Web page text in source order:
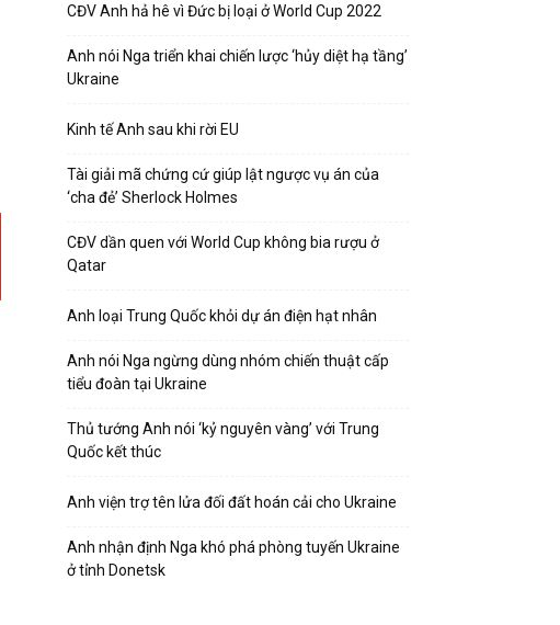
CĐV Anh hả hê vì Đức bị loại ở World Cup 2022
Anh nói Nga triển khai chiến lược ‘hủy diệt hạ tầng’
Ukraine
Kinh tế Anh sau khi rời EU
Tài giải mã chứng cứ giúp lật ngược vụ án của
‘cha đẻ’ Sherlock Holmes
CĐV dần quen với World Cup không bia rượu ở
Qatar
Anh loại Trung Quốc khỏi dự án điện hạt nhân
Anh nói Nga ngừng dùng nhóm chiến thuật cấp
tiểu đoàn tại Ukraine
Thủ tướng Anh nói ‘kỷ nguyên vàng’ với Trung
Quốc kết thúc
Anh viện trợ tên lửa đối đất hoán cải cho Ukraine
Anh nhận định Nga khó phá phòng tuyến Ukraine
ở tỉnh Donetsk